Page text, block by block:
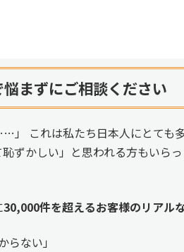
まずにご相談ください
」 これは私たち日本人にとても
ずかしい」と思われる方もいら
30,000件を超えるお客様のリアル
らない」